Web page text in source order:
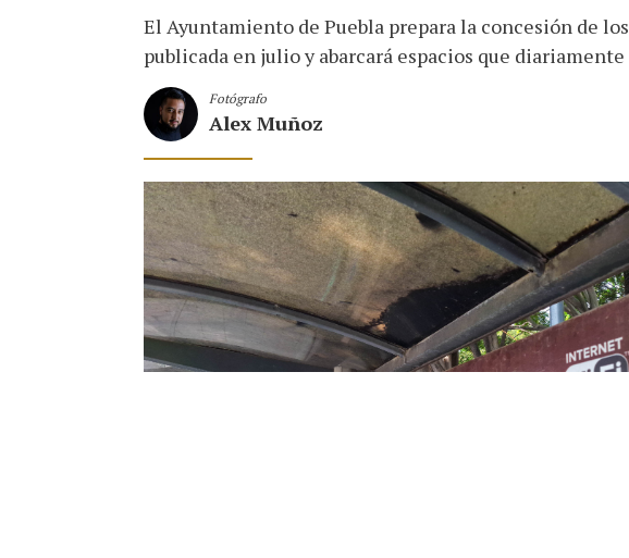
El Ayuntamiento de Puebla prepara la concesión de
publicada en julio y abarcará espacios que
Fotógrafo
Alex Muñoz